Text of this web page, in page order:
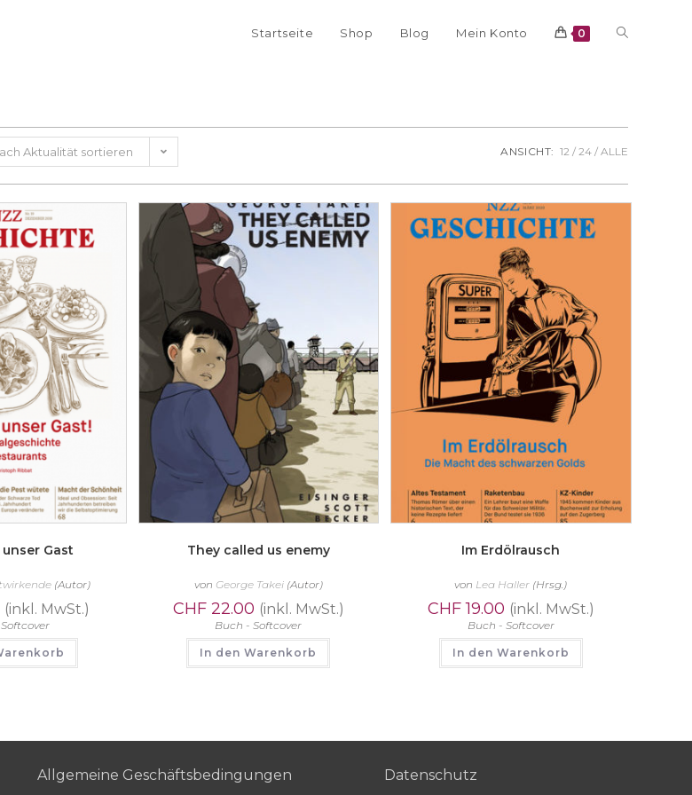
Startseite Shop Blog Mein Konto 0
Aktualität sortieren ANSICHT: 12 24 ALLE
unser Gast
(Autor)
(inkl. MwSt.)
They called us enemy
von George Takei(Autor)
CHF22.00 (inkl. MwSt.)
Buch - Softcover
In den Warenkorb
Im Erdölrausch
von Lea Haller (Hrsg.)
CHF19.00 (inkl. MwSt.)
Buch - Softcover
In den Warenkorb
Allgemeine Geschäftsbedingungen Datenschutz